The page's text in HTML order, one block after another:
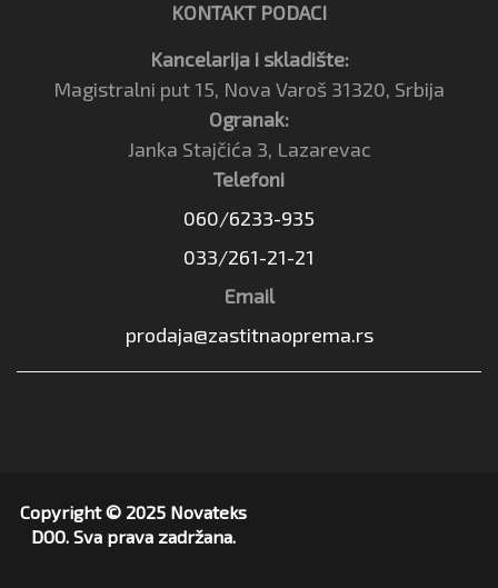
KONTAKT PODACI
Kancelarija i skladište:
Magistralni put 15, Nova Varoš 31320, Srbija
Ogranak:
Janka Stajčića 3, Lazarevac
Telefoni
060/6233-935
033/261-21-21
Email
prodaja@zastitnaoprema.rs
Copyright © 2025 Novateks
DOO. Sva prava zadržana.